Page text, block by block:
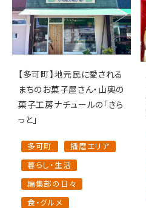
【多可町】地元民に愛される
まちのお菓子屋さん・山奥の
菓子工房ナチュールの「きら
っと」
多可町 播磨エリア
暮らし・生活
編集部の日々
食・グルメ